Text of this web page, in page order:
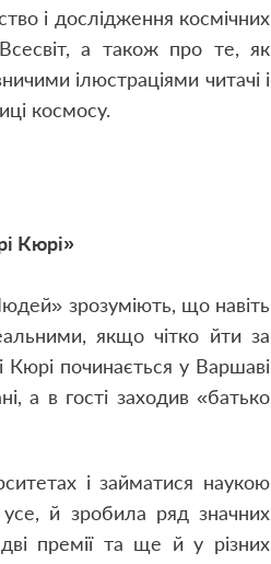
і дослідження космічних
а також про те, як
ілюстраціями читачі і
космосу.
Кюрі»
зрозуміють, що навіть
якщо чітко йти за
Кюрі починається у Варшаві
а в гості заходив «батько
і займатися наукою
й зробила ряд значних
премії та ще й у різних